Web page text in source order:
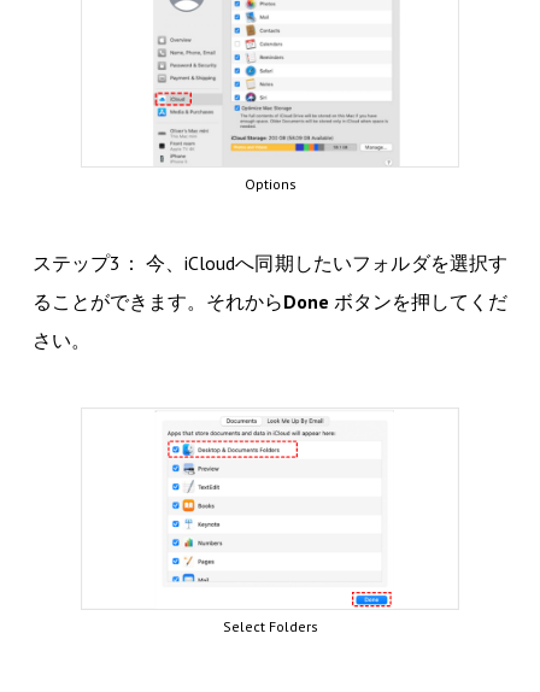
Options
ステップ3： 今、iCloudへ同期したいフォルダを選択す
ることができます。それからDone ボタンを押してくだ
さい。
Select Folders